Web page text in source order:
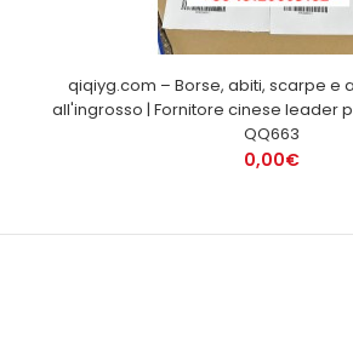
qiqiyg.com – Borse, abiti, scarpe e
all'ingrosso | Fornitore cinese leader
QQ663
0,00€